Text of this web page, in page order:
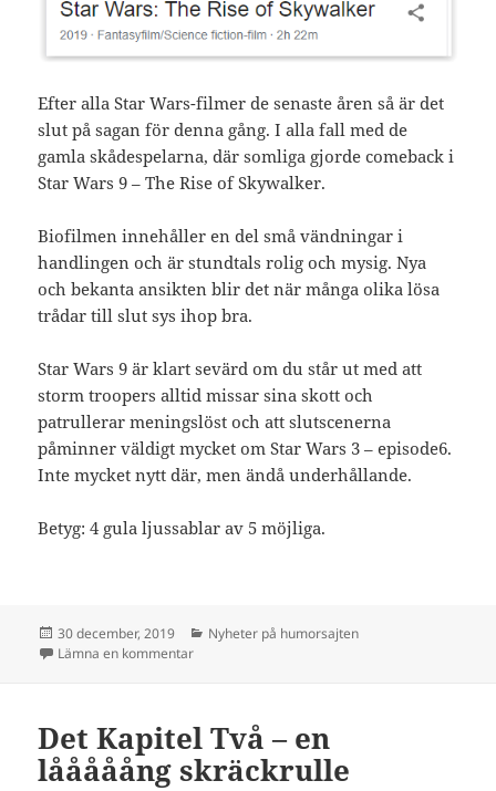
Efter alla Star Wars-filmer de senaste åren så är det
slut på sagan för denna gång. I alla fall med de
gamla skådespelarna, där somliga gjorde comeback i
Star Wars 9 – The Rise of Skywalker.
Biofilmen innehåller en del små vändningar i
handlingen och är stundtals rolig och mysig. Nya
och bekanta ansikten blir det när många olika lösa
trådar till slut sys ihop bra.
Star Wars 9 är klart sevärd om du står ut med att
storm troopers alltid missar sina skott och
patrullerar meningslöst och att slutscenerna
påminner väldigt mycket om Star Wars 3 – episode6.
Inte mycket nytt där, men ändå underhållande.
Betyg: 4 gula ljussablar av 5 möjliga.
Postat
30 december, 2019 Kategorier
Nyheter på humorsajten
Lämna en kommentartill Star Wars 9 syr ihop säcken bra
Det Kapitel Två – en
lååååång skräckrulle